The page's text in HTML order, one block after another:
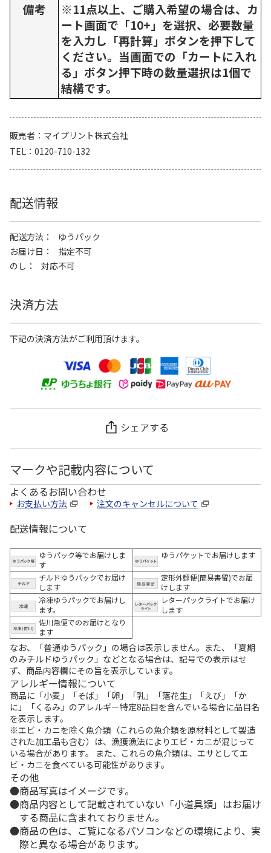
備考
※11点以上、ご購入希望の場合は、カ
ート画面で「10+」を選択、必要数量
を入力し「再計算」ボタンを押下して
ください。当画面での「カートに入れ
る」ボタン押下時の数量選択は1個で
結構です。
販売者
マイプリント株式会社
TEL
0120-710-132
配送情報
配送方法
ゆうパック
お届け日
指定不可
のし
対応不可
決済方法
下記の決済方法がご利用頂けます。
シェアする
マークや記載内容について
よくあるお問い合わせ
お支払い方法 注文のキャンセルについて
配送情報について
ゆうパック等でお届けしま
す
ゆうパケットでお届けします
チルドゆうパックでお届け
します
定形外郵便(簡易書留)でお届
けします
冷凍ゆうパックでお届けし
ます。
レターパックライトでお届け
します
佐川急便でのお届けとなり
ます
なお、「普通ゆうパック」の場合は表示しません。また、「夏期
のみチルドゆうパック」などとなる場合は、記号での表示はせ
ず、商品内容欄にその旨を表示しています。
アレルギー情報について
商品に「小麦」「そば」「卵」「乳」「落花生」「えび」「か
に」「くるみ」のアレルギー特定8品目を含んでいる場合に品目名
を表示します。
※エビ・カニを除く魚介類（これらの魚介類を原材料として製造
された加工品も含む）は、漁獲漁法によりエビ・カニが混じって
いる場合があります。 また、これらの魚介類は、エサとしてエ
ビ・カニを食べている可能性があります。
その他
商品写真はイメージです。
商品内容として記載されていない「小道具類」はお届け
する商品に含まれておりません。
商品の色は、ご覧になるパソコンなどの環境により、実
際と異なる場合があります。